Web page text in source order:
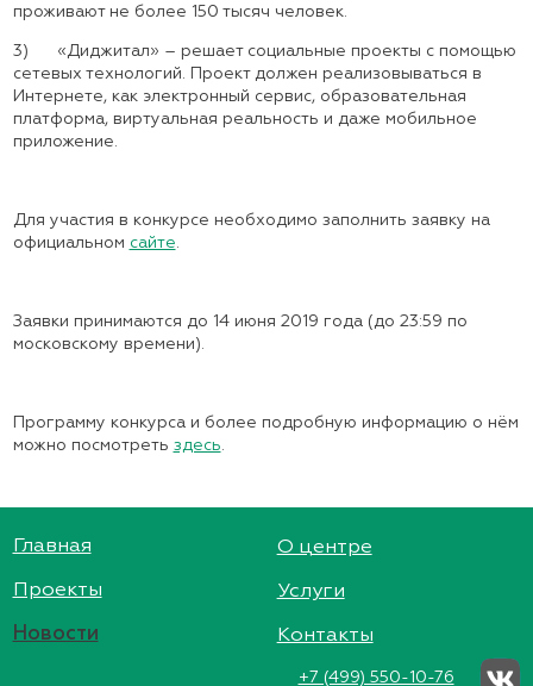
проживают не более 150 тысяч человек.
3)
«Диджитал» – решает социальные проекты с помощью
сетевых технологий. Проект должен реализовываться в
Интернете, как электронный сервис, образовательная
платформа, виртуальная реальность и даже мобильное
приложение.
Для участия в конкурсе необходимо заполнить заявку на
официальном сайте.
Заявки принимаются до 14 июня 2019 года (до 23:59 по
московскому времени).
Программу конкурса и более подробную информацию о нём
можно посмотреть здесь.
Главная
Проекты
Новости
О центре
Услуги
Контакты
+7 (499) 550-10-76